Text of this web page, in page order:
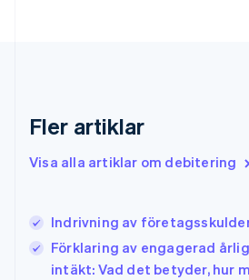
Fler artiklar
Visa alla artiklar om debitering
Indrivning av
Förklaring av engagerad
intäkt: Vad det betyder, hur